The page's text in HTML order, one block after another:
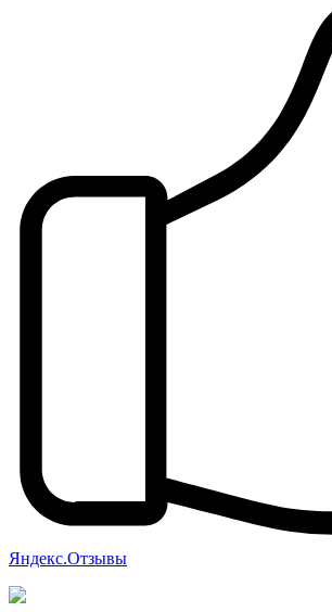
Яндекс.Отзывы